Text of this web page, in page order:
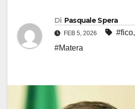
Di Pasquale Spera
FEB 5, 2026 #fico,
#Matera